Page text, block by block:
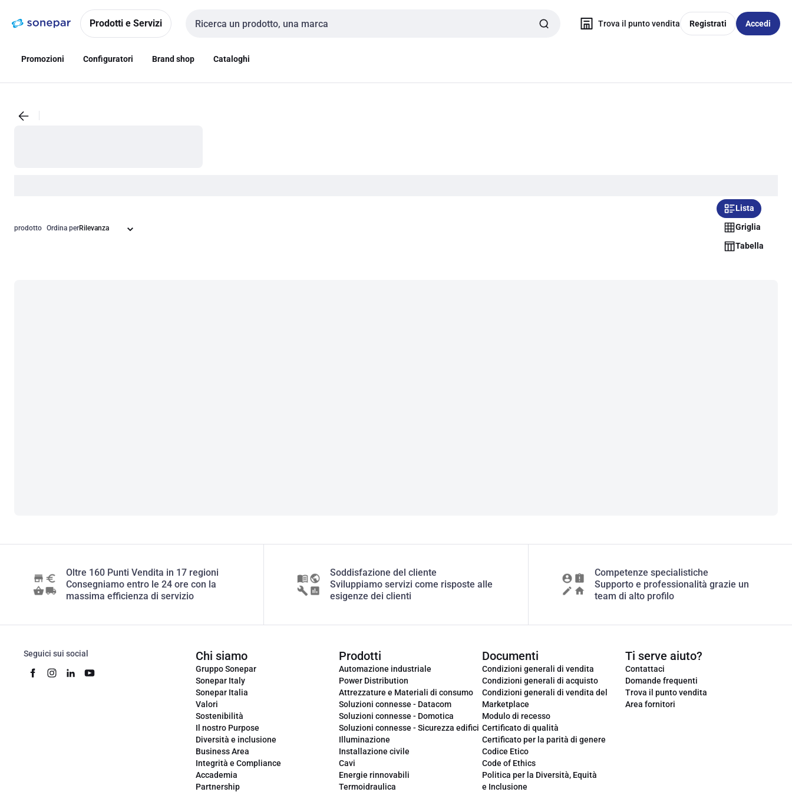
navigazionealla
Prodotti e Servizi
Cerca input
Trova il punto vendita Registrati Accedi
Promozioni Configuratori Brand shop Cataloghi
prodotto Ordina per
Lista
Griglia
Tabella
Oltre 160 Punti Vendita in 17 regioni
Consegniamo entro le 24 ore con la
massima efficienza di servizio
Soddisfazione del cliente
Sviluppiamo servizi come risposte alle
esigenze dei clienti
Competenze specialistiche
Supporto e professionalità grazie un
team di alto profilo
Seguici sui social Chi siamo
Gruppo Sonepar
Sonepar Italy
Sonepar Italia
Valori
Sostenibilità
Il nostro Purpose
Diversità e inclusione
Business Area
Integrità e Compliance
Accademia
Partnership
Prodotti
Automazione industriale
Power Distribution
Attrezzature e Materiali di consumo
Soluzioni connesse - Datacom
Soluzioni connesse - Domotica
Soluzioni connesse - Sicurezza edifici
Illuminazione
Installazione civile
Cavi
Energie rinnovabili
Termoidraulica
Documenti
Condizioni generali di vendita
Condizioni generali di acquisto
Condizioni generali di vendita del
Marketplace
Modulo di recesso
Certificato di qualità
Certificato per la parità di genere
Codice Etico
Code of Ethics
Politica per la Diversità, Equità
e Inclusione
Ti serve aiuto?
Contattaci
Domande frequenti
Trova il punto vendita
Area fornitori